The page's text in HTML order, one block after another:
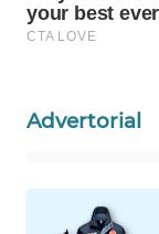
Advertorial
WAHANA
WAHANA
UMKM
WAHANA
SELEB